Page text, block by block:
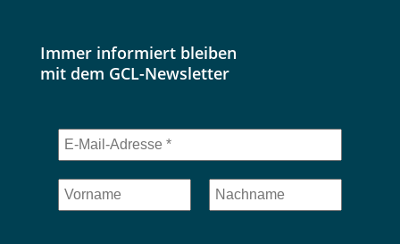
Immer informiert bleiben
mit dem GCL-Newsletter